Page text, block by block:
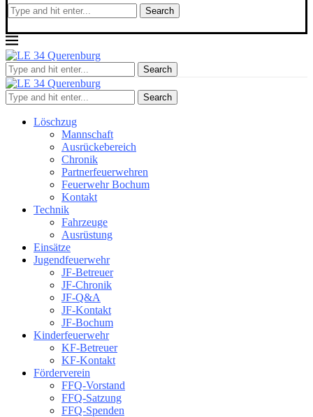
Search
Search
Search
Löschzug
Mannschaft
Ausrückebereich
Chronik
Partnerfeuerwehren
Feuerwehr Bochum
Kontakt
Technik
Fahrzeuge
Ausrüstung
Einsätze
Jugendfeuerwehr
JF-Betreuer
JF-Chronik
JF-Q&A
JF-Kontakt
JF-Bochum
Kinderfeuerwehr
KF-Betreuer
KF-Kontakt
Förderverein
FFQ-Vorstand
FFQ-Satzung
FFQ-Spenden